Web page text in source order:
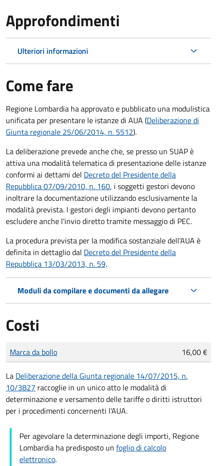
Approfondimenti
Ulteriori informazioni
Come fare
Regione Lombardia ha approvato e pubblicato una modulistica
unificata per presentare le istanze di AUA (Deliberazione di
Giunta regionale 25/06/2014, n. 5512).
La deliberazione prevede anche che, se presso un SUAP è
attiva una modalità telematica di presentazione delle istanze
conformi ai dettami del Decreto del Presidente della
Repubblica 07/09/2010, n. 160, i soggetti gestori devono
inoltrare la documentazione utilizzando esclusivamente la
modalità prevista. I gestori degli impianti devono pertanto
escludere anche l'invio diretto tramite messaggio di PEC.
La procedura prevista per la modifica sostanziale dell'AUA è
definita in dettaglio dal Decreto del Presidente della
Repubblica 13/03/2013, n. 59.
Moduli da compilare e documenti da allegare
Costi
Tipo di pagamento
Importo
Marca da bollo 16,00 €
La Deliberazione della Giunta regionale 14/07/2015, n.
10/3827 raccoglie in un unico atto le modalità di
determinazione e versamento delle tariffe o diritti istruttori
per i procedimenti concernenti l'AUA.
Per agevolare la determinazione degli importi, Regione
Lombardia ha predisposto un foglio di calcolo
elettronico.